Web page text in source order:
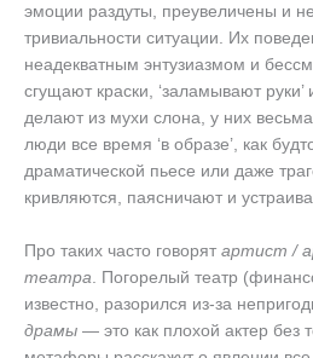
эмоции раздуты, преувеличены и
тривиальности ситуации. Их
неадекватным энтузиазмом и
сгущают краски, ‘заламывают руки’
делают из мухи слона, у них
люди все время ‘в образе’, как
драматической пьесе или даже
кривляются, паясничают и
Про таких часто говорят артист /
театра . Погорелый театр
известно, разорился из-за
драмы — это как плохой актер без